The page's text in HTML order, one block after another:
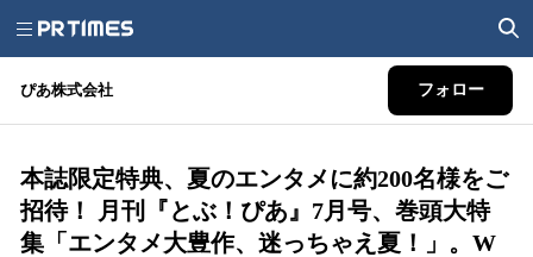
ぴあ株式会社 フォロー
本誌限定特典、夏のエンタメに約200名様をご
招待！ 月刊『とぶ！ぴあ』7月号、巻頭大特
集「エンタメ大豊作、迷っちゃえ夏！」。W